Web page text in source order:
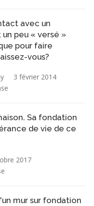
avec un
peu « versé »
pour faire
vous?
3 février 2014
Sa fondation
de vie de ce
2017
mur sur fondation